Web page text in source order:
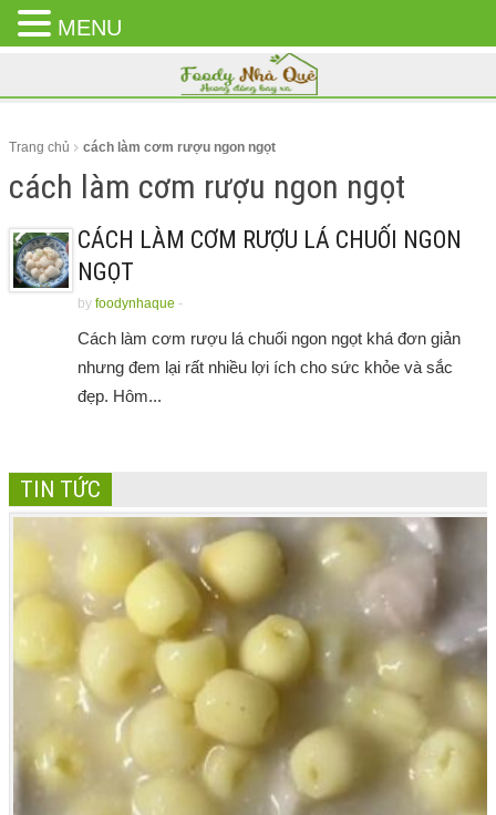
CLOSE
MENU
Trang chủ cách làm cơm rượu ngon ngọt
cách làm cơm rượu ngon ngọt
CÁCH LÀM CƠM RƯỢU LÁ CHUỐI NGON
NGỌT
by foodynhaque -
Cách làm cơm rượu lá chuối ngon ngọt khá đơn giản
nhưng đem lại rất nhiều lợi ích cho sức khỏe và sắc
đẹp. Hôm...
TIN TỨC
MENU